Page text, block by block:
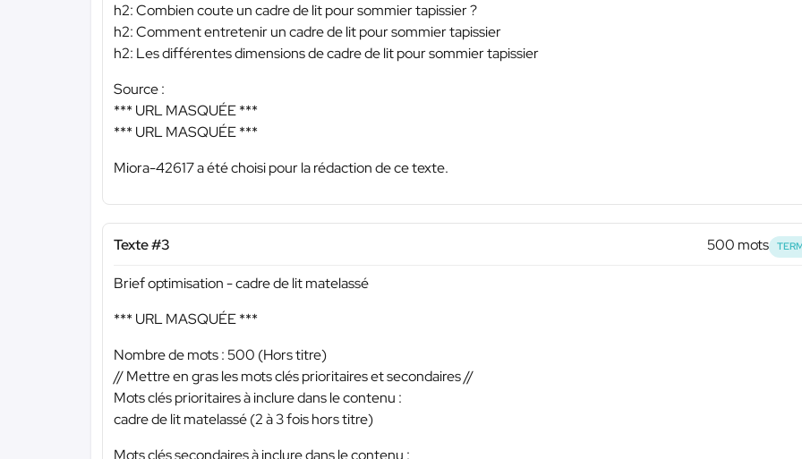
h2: Combien coute un cadre de lit pour sommier tapissier ?
h2: Comment entretenir un cadre de lit pour sommier tapissier
h2: Les différentes dimensions de cadre de lit pour sommier tapissier
Source :
*** URL MASQUÉE ***
*** URL MASQUÉE ***
Miora-42617 a été choisi pour la rédaction de ce texte.
Texte #3 500 mots
Brief optimisation - cadre de lit matelassé
*** URL MASQUÉE ***
Nombre de mots : 500 (Hors titre)
// Mettre en gras les mots clés prioritaires et secondaires //
Mots clés prioritaires à inclure dans le contenu :
cadre de lit matelassé (2 à 3 fois hors titre)
Mots clés secondaires à inclure dans le contenu :